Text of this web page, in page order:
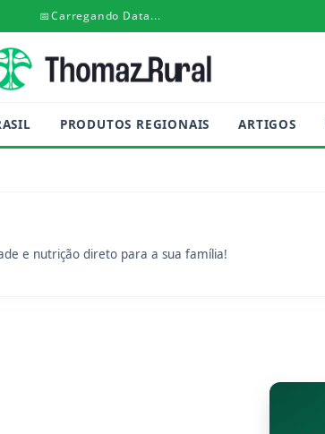
📅Carregando Data...
PRODUTOS REGIONAIS ARTIGOS
e nutrição direto para a sua família!